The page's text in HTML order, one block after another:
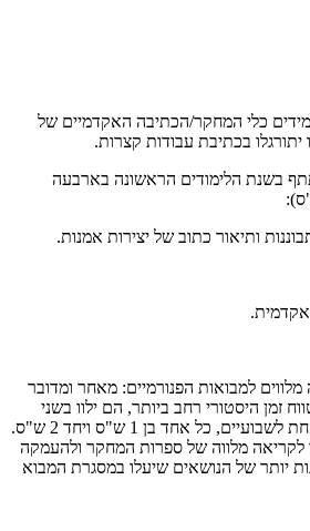
כלי המחקר/הכתיבה האקדמיים של
בכתיבת עבודות קצרות.
בשנת הלימודים הראשונה בארבעה
ותיאור כתוב של יצירות אמנות.
מלווים למבואות הפנורמיים: מאחר ומדובר
זמן היסטורי רחב ביותר, הם ילוו בשני
תרגילים שיתקיימו אחת לשבועיים, כל אחד בן 1 ש"ס ויחד 2 ש"ס.
לקריאה מלווה של ספרות המחקר ולהעמקה
יותר של הנושאים שיעלו במסגרת המבוא